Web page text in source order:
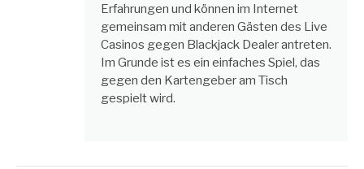
Erfahrungen und können im Internet
gemeinsam mit anderen Gästen des Live
Casinos gegen Blackjack Dealer antreten.
Im Grunde ist es ein einfaches Spiel, das
gegen den Kartengeber am Tisch
gespielt wird.